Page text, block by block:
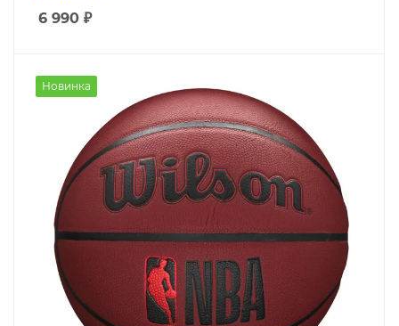
6 990 ₽
Новинка